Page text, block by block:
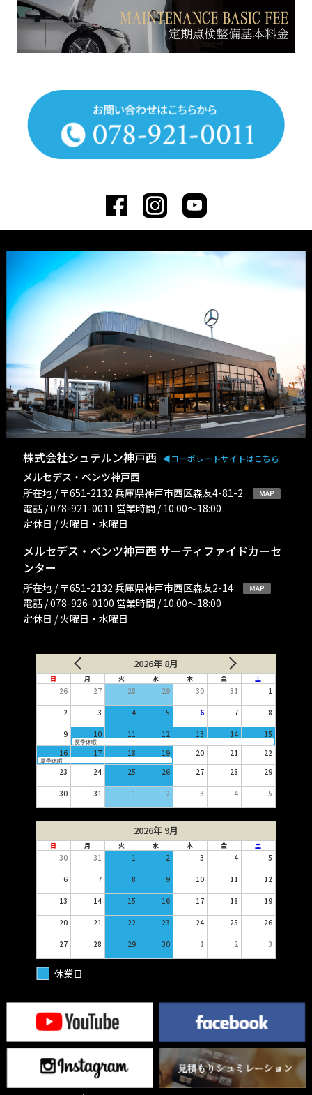
株式会社シュテルン神戸西 ◀︎コーポレートサイトはこちら
メルセデス・ベンツ神戸西
所在地 / 〒651-2132 兵庫県神戸市西区森友4-81-2
電話 / 078-921-0011 営業時間 / 10:00〜18:00
定休日 / 火曜日・水曜日
メルセデス・ベンツ神戸西 サーティファイドカーセ
ンター
所在地 / 〒651-2132 兵庫県神戸市西区森友2-14
電話 / 078-926-0100 営業時間 / 10:00〜18:00
定休日 / 火曜日・水曜日
2026年 8月
日 月 火 水 木 金 土
26 27 28 29 30 31 1
2 3 4 5 6 7 8
9 10 11 12 13 14 15
夏季休暇
16 17 18 19 20 21 22
夏季休暇
23 24 25 26 27 28 29
30 31 1 2 3 4 5
2026年 9月
日 月 火 水 木 金 土
30 31 1 2 3 4 5
6 7 8 9 10 11 12
13 14 15 16 17 18 19
20 21 22 23 24 25 26
27 28 29 30 1 2 3
休業日